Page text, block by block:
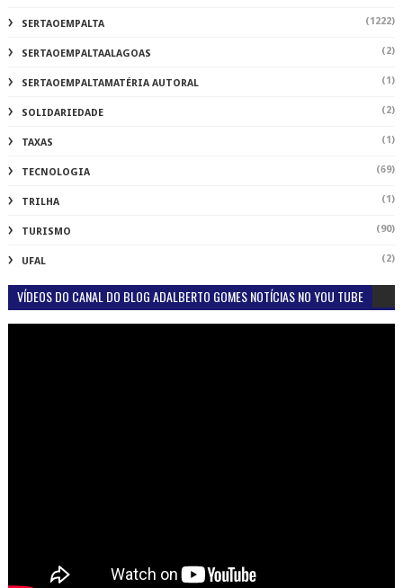
SERTAOEMPALTA (1222)
SERTAOEMPALTAALAGOAS (2)
SERTAOEMPALTAMATÉRIA AUTORAL (1)
SOLIDARIEDADE (2)
TAXAS (1)
TECNOLOGIA (69)
TRILHA (1)
TURISMO (90)
UFAL (2)
VÍDEOS DO CANAL DO BLOG ADALBERTO GOMES NOTÍCIAS NO YOU TUBE